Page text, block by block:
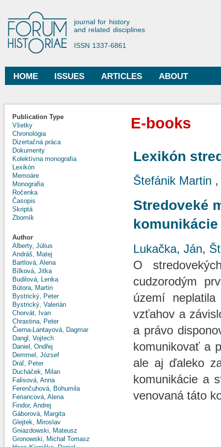
Forum Historiae
journal for history
and related disciplines
ISSN 1337-6861
Main menu
HOME ISSUES ARTICLES ABOUT
Publication Type
Všetky
Chronológia
Dizertačná práca
Dokumenty
Kolektívna monografia
Lexikón
Memoáre
Monografia
Ročenka
Časopis
Skriptá
Zborník
Author
Alberty, Július
Andráš, Matej
Bartlová, Alena
Bílková, Jitka
Budilová, Lenka
Bútora, Martin
Bystrický, Peter
Bystrický, Valerián
Chorvát, Ivan
Chrastina, Peter
Čierna-Lantayová, Dagmar
Dangl, Vojtech
Daniel, Ondřej
Demmel, József
Dráľ, Peter
Ducháček, Milan
Falisová, Anna
Ferenčuhová, Bohumila
Feriancová, Alena
Findor, Andrej
Gáborová, Margita
Glejtek, Miroslav
Gniazdowski, Mateusz
Gronowski, Michał Tomasz
E-books
Lexikón
Štefánik Martin
Stredoveké
komunikácie
Lukačka, Ján,
O
cudzorodým
území neplatila
vzťahov a
a právo
komunikovať a
ale aj ďaleko
komunikácie a
venovaná táto